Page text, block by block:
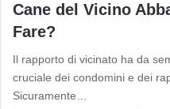
Cane del Vicino
Fare?
Il rapporto di vicinato ha da
cruciale dei condomini e dei
Sicuramente…